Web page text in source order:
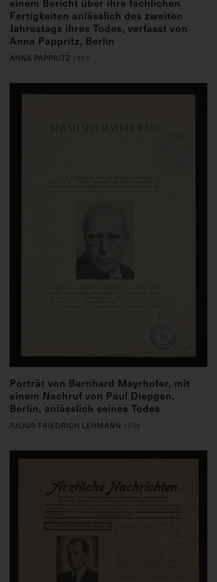
Fertigkeiten anlässlich des zweiten
Jahrestags ihres Todes, verfasst von
Anna Pappritz, Berlin
ANNA PAPPRITZ 1924
Porträt von Bernhard Mayrhofer, mit
einem Nachruf von Paul Diepgen,
Berlin, anlässlich seines Todes
JULIUS FRIEDRICH LEHMANN 1938